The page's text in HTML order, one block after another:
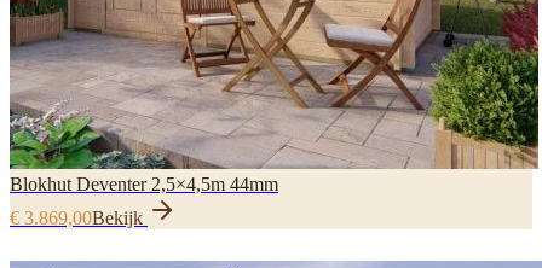
Blokhut Deventer 2,5×4,5m 44mm
€ 3.869,00Bekijk